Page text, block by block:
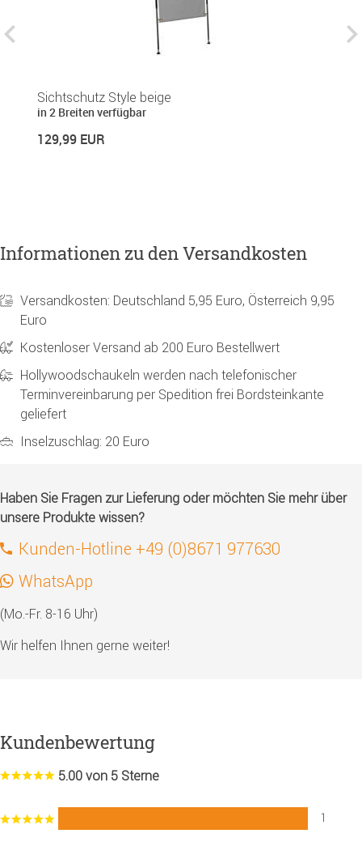
Sichtschutz Style beige
in 2 Breiten verfügbar
129,99 EUR
Informationen zu den Versandkosten
Versandkosten: Deutschland 5,95 Euro, Österreich 9,95
Euro
Kostenloser Versand ab 200 Euro Bestellwert
Hollywoodschaukeln werden nach telefonischer
Terminvereinbarung per Spedition frei Bordsteinkante
geliefert
Inselzuschlag: 20 Euro
Haben Sie Fragen zur Lieferung oder möchten Sie mehr über
unsere Produkte wissen?
Kunden-Hotline +49 (0)8671 977630
WhatsApp
(Mo.-Fr. 8-16 Uhr)
Wir helfen Ihnen gerne weiter!
Kundenbewertung
5.00 von 5 Sterne
1